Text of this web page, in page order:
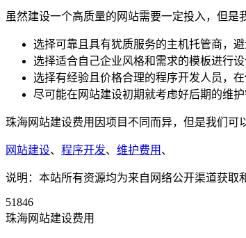
虽然建设一个高质量的网站需要一定投入，但是
选择可靠且具有犹质服务的主机托管商，避
选择适合自己企业风格和需求的模板进行设
选择有经验且价格合理的程序开发人员，
尽可能在网站建设初期就考虑好后期的维
珠海网站建设费用因项目不同而异，但是我们
网站建设、 程序开发、 维护费用 、
说明：本站所有资源均为来自网络公开渠道获取
51846
珠海网站建设费用